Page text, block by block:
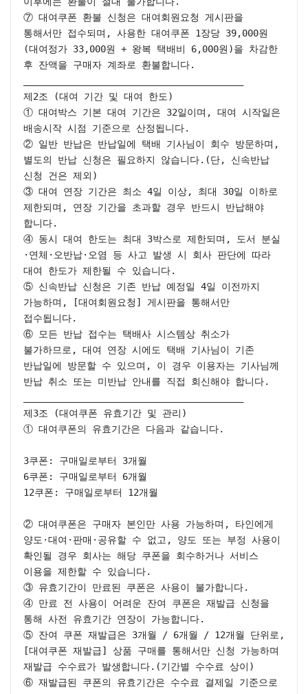
⑦ 대여쿠폰 환불 신청은 대여회원요청 게시판을
통해서만 접수되며, 사용한 대여쿠폰 1장당 39,000원
(대여정가 33,000원 + 왕복 택배비 6,000원)을 차감한
후 잔액을 구매자 계좌로 환불합니다.
제2조 (대여 기간 및 대여 한도)
① 대여박스 기본 대여 기간은 32일이며, 대여 시작일은
배송시작 시점 기준으로 산정됩니다.
② 일반 반납은 반납일에 택배 기사님이 회수 방문하며,
별도의 반납 신청은 필요하지 않습니다.(단, 신속반납
신청 건은 제외)
③ 대여 연장 기간은 최소 4일 이상, 최대 30일 이하로
제한되며, 연장 기간을 초과할 경우 반드시 반납해야
합니다.
④ 동시 대여 한도는 최대 3박스로 제한되며, 도서 분실
·연체·오반납·오염 등 사고 발생 시 회사 판단에 따라
대여 한도가 제한될 수 있습니다.
⑤ 신속반납 신청은 기존 반납 예정일 4일 이전까지
가능하며, [대여회원요청] 게시판을 통해서만
접수됩니다.
⑥ 모든 반납 접수는 택배사 시스템상 취소가
불가하므로, 대여 연장 시에도 택배 기사님이 기존
반납일에 방문할 수 있으며, 이 경우 이용자는 기사님께
반납 취소 또는 미반납 안내를 직접 회신해야 합니다.
제3조 (대여쿠폰 유효기간 및 관리)
① 대여쿠폰의 유효기간은 다음과 같습니다.
3쿠폰: 구매일로부터 3개월
6쿠폰: 구매일로부터 6개월
12쿠폰: 구매일로부터 12개월
② 대여쿠폰은 구매자 본인만 사용 가능하며, 타인에게
양도·대여·판매·공유할 수 없고, 양도 또는 부정 사용이
확인될 경우 회사는 해당 쿠폰을 회수하거나 서비스
이용을 제한할 수 있습니다.
③ 유효기간이 만료된 쿠폰은 사용이 불가합니다.
④ 만료 전 사용이 어려운 잔여 쿠폰은 재발급 신청을
통해 사전 유효기간 연장이 가능합니다.
⑤ 잔여 쿠폰 재발급은 3개월 / 6개월 / 12개월 단위로,
[대여쿠폰 재발급] 상품 구매를 통해서만 신청 가능하며
재발급 수수료가 발생합니다.(기간별 수수료 상이)
⑥ 재발급된 쿠폰의 유효기간은 수수료 결제일 기준으로